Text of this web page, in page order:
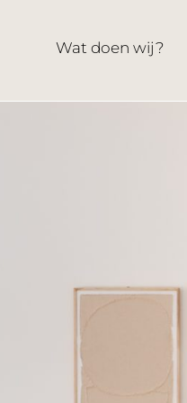
Wat doen wij?